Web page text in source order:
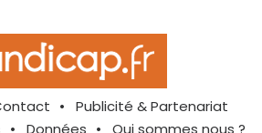
Publicité & Partenariat